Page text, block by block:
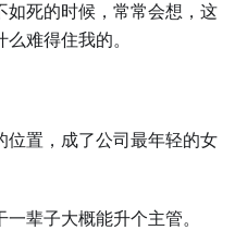
如死的时候，常常会想，这
难得住我的。
位置，成了公司最年轻的女
辈子大概能升个主管。